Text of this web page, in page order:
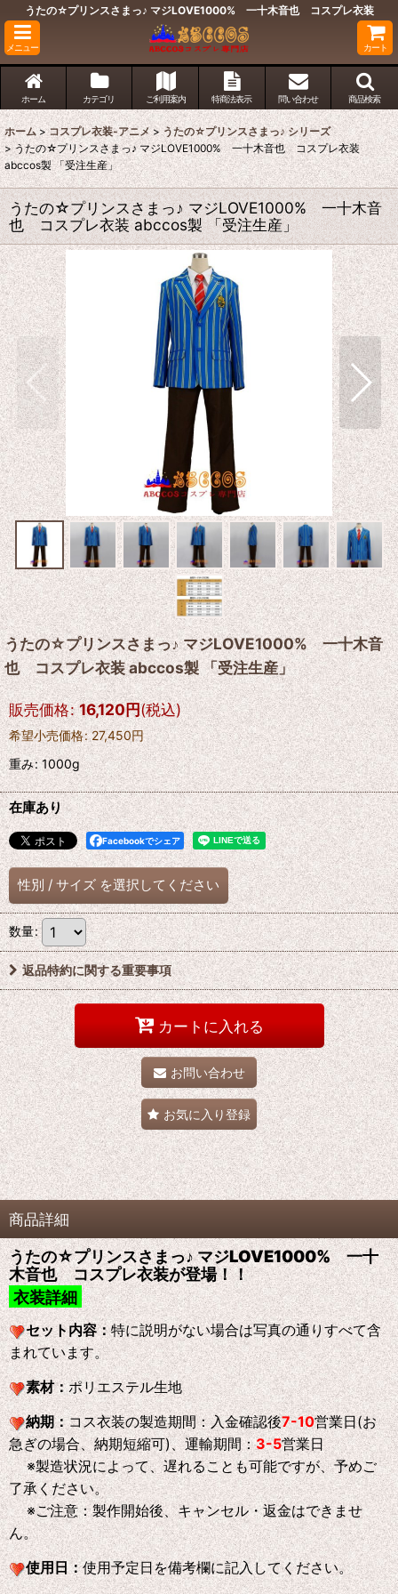
うたの☆プリンスさまっ♪ マジLOVE1000% 一十木音也 コスプレ衣装
メニュー カート
ホーム カテゴリ ご利用案内 特商法表示 問い合わせ 商品検索
ホーム > コスプレ衣装-アニメ > うたの☆プリンスさまっ♪ シリーズ
> うたの☆プリンスさまっ♪ マジLOVE1000% 一十木音也 コスプレ衣装
abccos製 「受注生産」
うたの☆プリンスさまっ♪ マジLOVE1000% 一十木音
也 コスプレ衣装 abccos製 「受注生産」
うたの☆プリンスさまっ♪ マジLOVE1000% 一十木音
也 コスプレ衣装 abccos製 「受注生産」
販売価格: 16,120円(税込)
希望小売価格: 27,450円
重み:1000g
在庫あり
Facebookでシェア
性別 / サイズ を選択してください
数量:
返品特約に関する重要事項
カートに入れる
お問い合わせ
お気に入り登録
商品詳細
うたの☆プリンスさまっ♪ マジLOVE1000% 一十
木音也 コスプレ衣装が登場！！
衣装詳細
セット内容：特に説明がない場合は写真の通りすべて含
まれています。
素材：ポリエステル生地
納期：コス衣装の製造期間：入金確認後7-10営業日(お
急ぎの場合、納期短縮可)、運輸期間：3-5営業日
※製造状況によって、遅れることも可能ですが、予めご
了承ください。
※ご注意：製作開始後、キャンセル・返金はできませ
ん。
使用日：使用予定日を備考欄に記入してください。